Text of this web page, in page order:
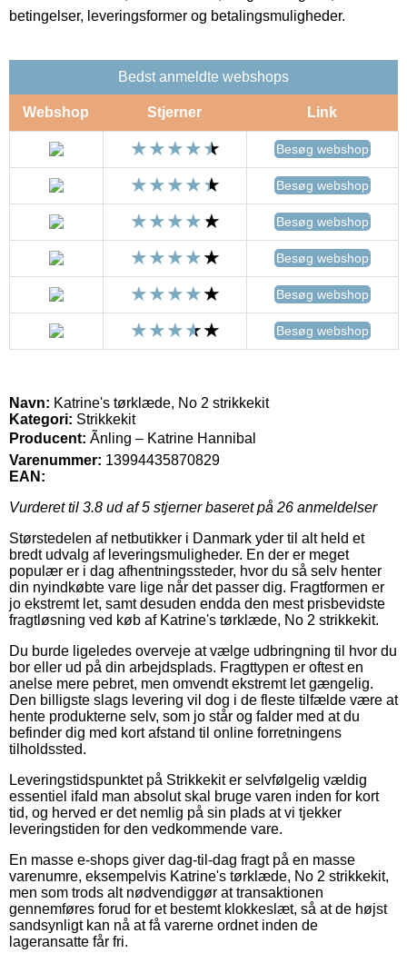
betingelser, leveringsformer og betalingsmuligheder.
Bedst anmeldte webshops
Webshop Stjerner Link
Besøg webshop
Besøg webshop
Besøg webshop
Besøg webshop
Besøg webshop
Besøg webshop
Navn: Katrine's tørklæde, No 2 strikkekit
Kategori: Strikkekit
Producent: Ãnling – Katrine Hannibal
Varenummer: 13994435870829
EAN:
Vurderet til 3.8 ud af 5 stjerner baseret på 26 anmeldelser
Størstedelen af netbutikker i Danmark yder til alt held et
bredt udvalg af leveringsmuligheder. En der er meget
populær er i dag afhentningssteder, hvor du så selv henter
din nyindkøbte vare lige når det passer dig. Fragtformen er
jo ekstremt let, samt desuden endda den mest prisbevidste
fragtløsning ved køb af Katrine's tørklæde, No 2 strikkekit.
Du burde ligeledes overveje at vælge udbringning til hvor du
bor eller ud på din arbejdsplads. Fragttypen er oftest en
anelse mere pebret, men omvendt ekstremt let gængelig.
Den billigste slags levering vil dog i de fleste tilfælde være at
hente produkterne selv, som jo står og falder med at du
befinder dig med kort afstand til online forretningens
tilholdssted.
Leveringstidspunktet på Strikkekit er selvfølgelig vældig
essentiel ifald man absolut skal bruge varen inden for kort
tid, og herved er det nemlig på sin plads at vi tjekker
leveringstiden for den vedkommende vare.
En masse e-shops giver dag-til-dag fragt på en masse
varenumre, eksempelvis Katrine's tørklæde, No 2 strikkekit,
men som trods alt nødvendiggør at transaktionen
gennemføres forud for et bestemt klokkeslæt, så at de højst
sandsynligt kan nå at få varerne ordnet inden de
lageransatte får fri.